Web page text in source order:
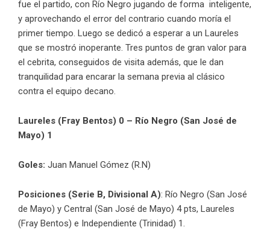
fue el partido, con Río Negro jugando de forma inteligente,
y aprovechando el error del contrario cuando moría el
primer tiempo. Luego se dedicó a esperar a un Laureles
que se mostró inoperante. Tres puntos de gran valor para
el cebrita, conseguidos de visita además, que le dan
tranquilidad para encarar la semana previa al clásico
contra el equipo decano.
Laureles (Fray Bentos) 0 – Río Negro (San José de
Mayo) 1
Goles: Juan Manuel Gómez (R.N)
Posiciones (Serie B, Divisional A): Río Negro (San José
de Mayo) y Central (San José de Mayo) 4 pts, Laureles
(Fray Bentos) e Independiente (Trinidad) 1.